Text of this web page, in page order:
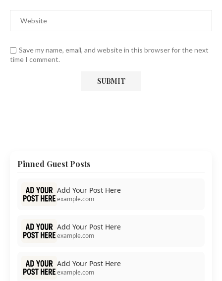
Save my name, email, and website in this browser for the next
time I comment.
Pinned Guest Posts
Add Your Post Here
example.com
Add Your Post Here
example.com
Add Your Post Here
example.com